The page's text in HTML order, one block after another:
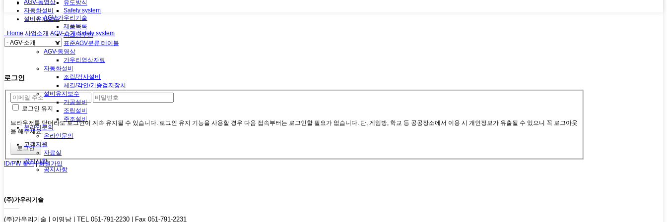
유도방식
Safety system
AGV-가우리기술
제품목록
시스템구성
표준AGV분류 테이블
AGV-동영상
가우리영상자료
자동화설비
조립/검사설비
체결/각인/기종검지장치
설비유지보수
가공설비
조립설비
주조설비
온라인문의
온라인문의
고객지원
자료실
공지사항
공지사항
AGV-동영상
자동화설비
설비유지보수
Home 사업소개 AGV-소개 Safety system
로그인
로그인 유지
브라우저를 닫더라도 로그인이 계속 유지될 수 있습니다. 로그인 유지 기능을 사용할 경우 다음 접속부터는 로그인할 필요가 없습니다. 단, 게임방, 학교 등 공공장소에서 이용 시 개인정보가 유출될 수 있으니 꼭 로그아웃
을 해주세요.
ID/PW 찾기|회원가입
(주)가우리기술
(주)가우리기술 | 이영남 | TEL 051-791-2230 | Fax 051-791-2231